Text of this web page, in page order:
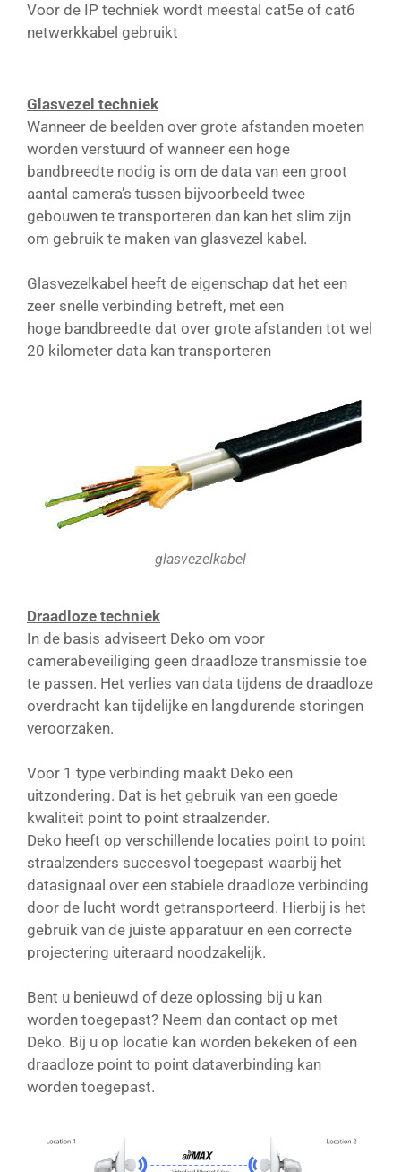
Voor de IP techniek wordt meestal cat5e of cat6
netwerkkabel gebruikt
Glasvezel techniek
Wanneer de beelden over grote afstanden moeten
worden verstuurd of wanneer een hoge
bandbreedte nodig is om de data van een groot
aantal camera’s tussen bijvoorbeeld twee
gebouwen te transporteren dan kan het slim zijn
om gebruik te maken van glasvezel kabel.
Glasvezelkabel heeft de eigenschap dat het een
zeer snelle verbinding betreft, met een
hoge bandbreedte dat over grote afstanden tot wel
20 kilometer data kan transporteren
glasvezelkabel
Draadloze techniek
In de basis adviseert Deko om voor
camerabeveiliging geen draadloze transmissie toe
te passen. Het verlies van data tijdens de draadloze
overdracht kan tijdelijke en langdurende storingen
veroorzaken.
Voor 1 type verbinding maakt Deko een
uitzondering. Dat is het gebruik van een goede
kwaliteit point to point straalzender.
Deko heeft op verschillende locaties point to point
straalzenders succesvol toegepast waarbij het
datasignaal over een stabiele draadloze verbinding
door de lucht wordt getransporteerd. Hierbij is het
gebruik van de juiste apparatuur en een correcte
projectering uiteraard noodzakelijk.
Bent u benieuwd of deze oplossing bij u kan
worden toegepast? Neem dan contact op met
Deko. Bij u op locatie kan worden bekeken of een
draadloze point to point dataverbinding kan
worden toegepast.